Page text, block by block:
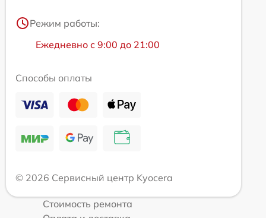
Режим работы:
Ежедневно с 9:00 до 21:00
Способы оплаты
© 2026 Сервисный центр Kyocera
Стоимость ремонта